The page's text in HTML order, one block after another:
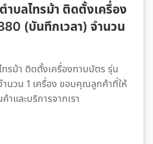
ำบลไทรม้า ติดตั้งเครื่อง
(บันทึกเวลา) จำนวน
รม้า ติดตั้งเครื่องทาบบัตร รุ่น
นวน 1 เครื่อง ขอบคุณลูกค้าที่ให้
าและบริการจากเรา